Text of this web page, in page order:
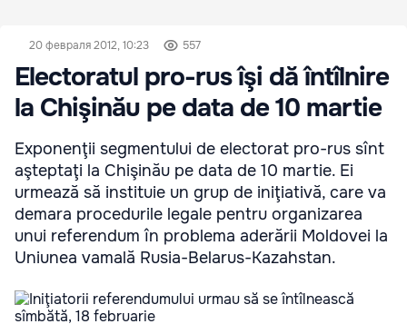
20 февраля 2012, 10:23 557
Electoratul pro-rus îşi dă întîlnire
la Chişinău pe data de 10 martie
Exponenţii segmentului de electorat pro-rus sînt
aşteptaţi la Chişinău pe data de 10 martie. Ei
urmează să instituie un grup de iniţiativă, care va
demara procedurile legale pentru organizarea
unui referendum în problema aderării Moldovei la
Uniunea vamală Rusia-Belarus-Kazahstan.